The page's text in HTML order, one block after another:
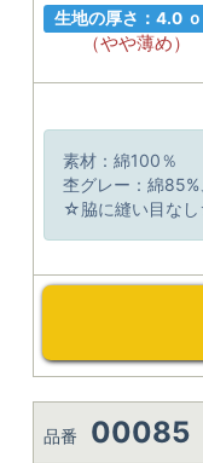
生地の厚さ：4.0 ｏ
（やや薄め）
素材：綿100％
杢グレー：綿
☆脇に縫い目な
品番 00085